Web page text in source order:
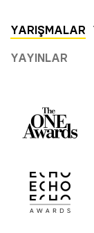
YARIŞMALAR
YAYINLAR